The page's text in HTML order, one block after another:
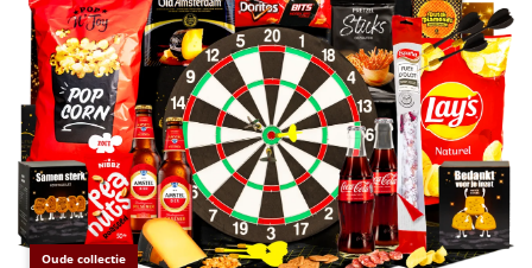
€45 tot €50
€50 tot €55
€55 tot €75
€75 tot €100
€100 en hoger
Oude collectie